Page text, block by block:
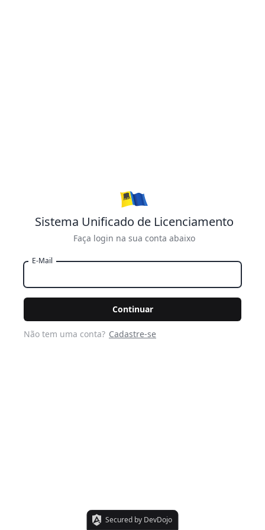
Sistema Unificado de Licenciamento
Faça login na sua conta abaixo
E-Mail
Continuar
Não tem uma conta? Cadastre-se
Secured by DevDojo